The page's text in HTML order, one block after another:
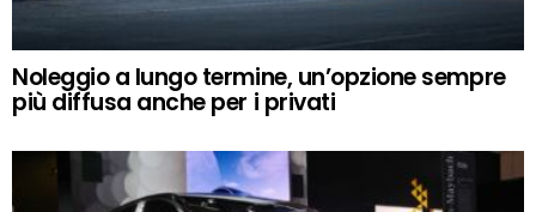
Noleggio a lungo termine, un’opzione sempre
più diffusa anche per i privati